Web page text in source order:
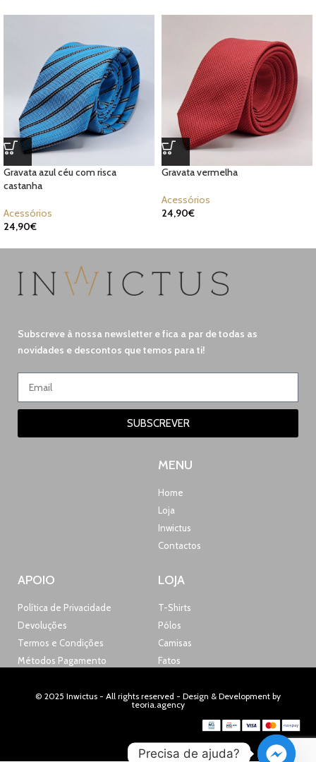
Gravata azul céu com risca
castanha
Acessórios
24,90€
Gravata vermelha
Acessórios
24,90€
Subscreve à nossa newsletter e fica a par de todas as
novidades e descontos que temos para ti!
SUBSCREVER
MENU
Home
Loja
Inwictus
Contactos
APOIO
Política de Privacidade
Devoluções
Termos e Condições
Métodos Pagamento
LOJA
T-Shirts
Pólos
Camisas
Fatos
© 2025 Inwictus - All rights reserved - Design & Development by
teoria.agency
Precisa de ajuda?